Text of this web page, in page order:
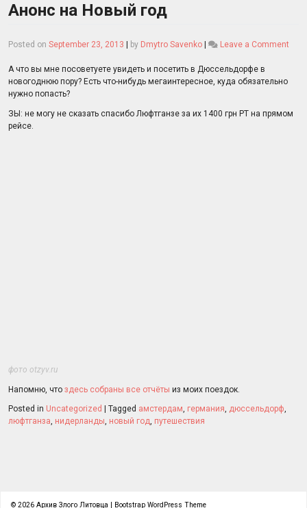
Анонс на Новый год
Posted on September 23, 2013 by Dmytro Savenko Leave a Comment
А что вы мне посоветуете увидеть и посетить в Дюссельдорфе в
новогоднюю пору? Есть что-нибудь мегаинтересное, куда обязательно
нужно попасть?
ЗЫ: не могу не сказать спасибо Люфтганзе за их 1400 грн РТ на прямом
рейсе.
фото otzyv.ru
Напомню, что здесь собраны все отчёты из моих поездок.
Posted in Uncategorized | Tagged амстердам, германия, дюссельдорф,
люфтганза, нидерланды, новый год, путешествия
© 2026 Архив Злого Литовца Bootstrap WordPress Theme